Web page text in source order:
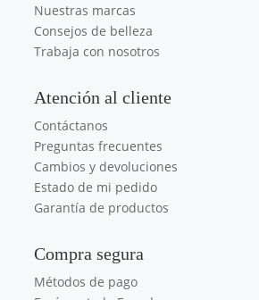
Nuestras marcas
Consejos de belleza
Trabaja con nosotros
Atención al cliente
Contáctanos
Preguntas frecuentes
Cambios y devoluciones
Estado de mi pedido
Garantía de productos
Compra segura
Métodos de pago